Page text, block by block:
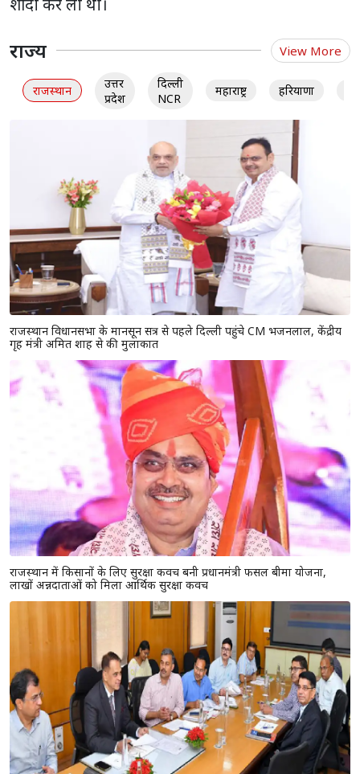
राज्य View More
राजस्थान
उत्तर
प्रदेश
दिल्ली
NCR
महाराष्ट्र हरियाणा
राजस्थान विधानसभा के मानसून सत्र से पहले दिल्ली पहुंचे CM भजनलाल, केंद्रीय
गृह मंत्री अमित शाह से की मुलाकात
राजस्थान में किसानों के लिए सुरक्षा कवच बनी प्रधानमंत्री फसल बीमा योजना,
लाखों अन्नदाताओं को मिला आर्थिक सुरक्षा कवच